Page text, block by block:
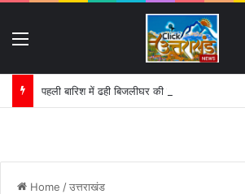
पहली बारिश में ढही बिजलीघर की चारदीवारी:
Home /उत्तराखंड